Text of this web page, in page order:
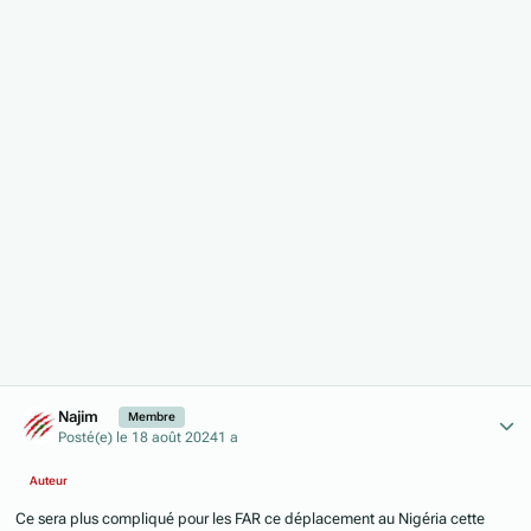
Najim Membre
Posté(e) le 18 août 20241 a
Auteur
Ce sera plus compliqué pour les FAR ce déplacement au Nigéria cette